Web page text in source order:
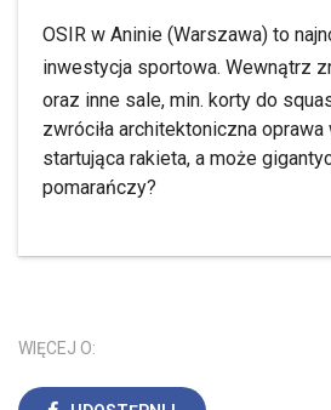
OSIR w Aninie (Warszawa) to
inwestycja sportowa. Wewnątrz
oraz inne sale, min. korty do
zwróciła architektoniczna
startująca rakieta, a może
pomarańczy?
WIĘCEJ O: